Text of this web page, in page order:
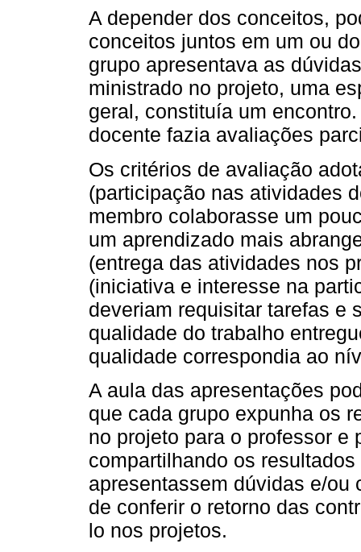
A depender dos conceitos,
conceitos juntos em um ou
grupo apresentava as
ministrado no projeto, uma
geral, constituía um
docente fazia avaliações
Os critérios de avaliação
(participação nas atividades
membro colaborasse um
um aprendizado mais
(entrega das atividades nos
(iniciativa e interesse na
deveriam requisitar tarefas e
qualidade do trabalho
qualidade correspondia ao
A aula das apresentações
que cada grupo expunha os
no projeto para o professor e
compartilhando os
apresentassem dúvidas e/ou
de conferir o retorno das
lo nos projetos.